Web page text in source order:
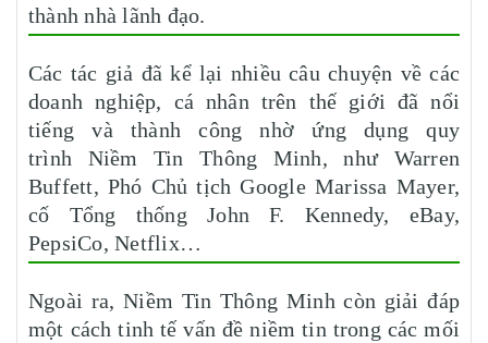
thành nhà lãnh đạo.
Các tác giả đã kể lại nhiều câu chuyện về các
doanh nghiệp, cá nhân trên thế giới đã nổi
tiếng và thành công nhờ ứng dụng quy
trình Niềm Tin Thông Minh, như Warren
Buffett, Phó Chủ tịch Google Marissa Mayer,
cố Tổng thống John F. Kennedy, eBay,
PepsiCo, Netflix…
Ngoài ra, Niềm Tin Thông Minh còn giải đáp
một cách tinh tế vấn đề niềm tin trong các mối